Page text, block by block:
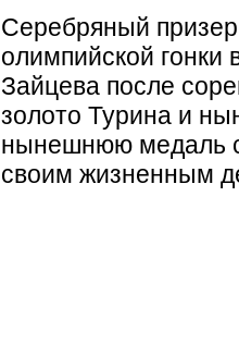
Серебряный
олимпийской гонки
Зайцева после
золото Турина и
нынешнюю медаль
своим жизненным